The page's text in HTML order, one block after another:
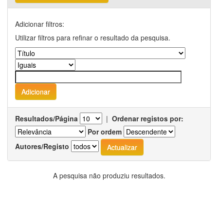
Adicionar filtros:
Utilizar filtros para refinar o resultado da pesquisa.
Resultados/Página | Ordenar registos por:
Por ordem
Autores/Registo
A pesquisa não produziu resultados.